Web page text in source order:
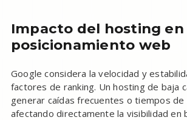
Impacto del hosting en
posicionamiento web
Google considera la velocidad y
factores de ranking. Un hosting de baja
generar caídas frecuentes o tiempos de
afectando directamente la visibilidad en